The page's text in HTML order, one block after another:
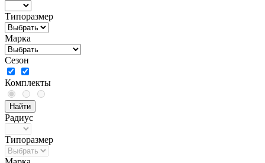
Типоразмер
Марка
Сезон
Комплекты
Радиус
Типоразмер